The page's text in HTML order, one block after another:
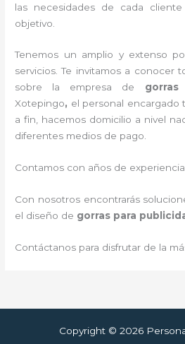
las necesidades de cada
objetivo.
Tenemos un amplio y extenso
servicios. Te invitamos a conocer
sobre la empresa de
Xotepingo, el personal encargado
a fin, hacemos domicilio a nivel
diferentes medios de pago.
Contamos con años de
Con nosotros encontrarás
el diseño de gorras para
Contáctanos para disfrutar de la
Copyright © 2026